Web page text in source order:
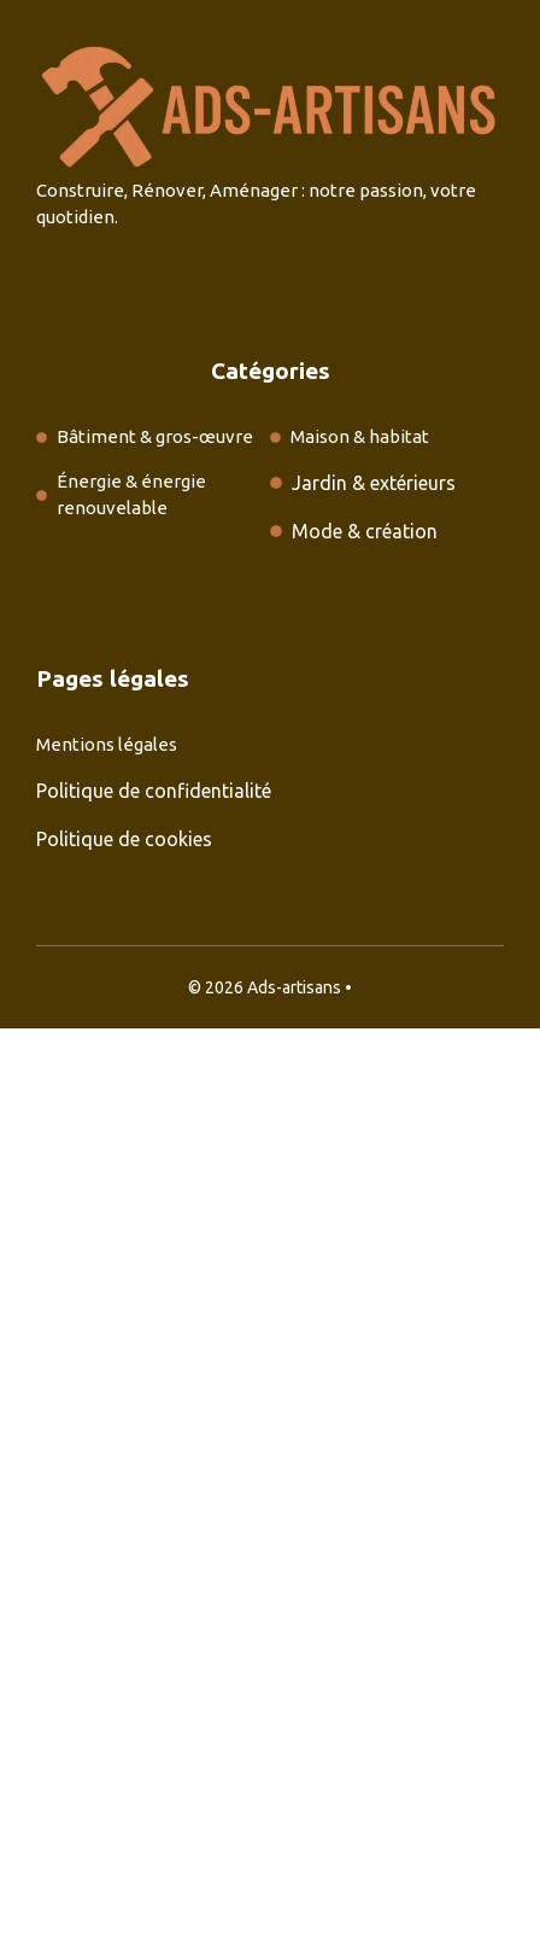
Construire, Rénover, Aménager : notre passion, votre
quotidien.
Catégories
Bâtiment & gros-œuvre
Énergie & énergie
renouvelable
Maison & habitat
Jardin & extérieurs
Mode & création
Pages légales
Mentions légales
Politique de confidentialité
Politique de cookies
© 2026 Ads-artisans •